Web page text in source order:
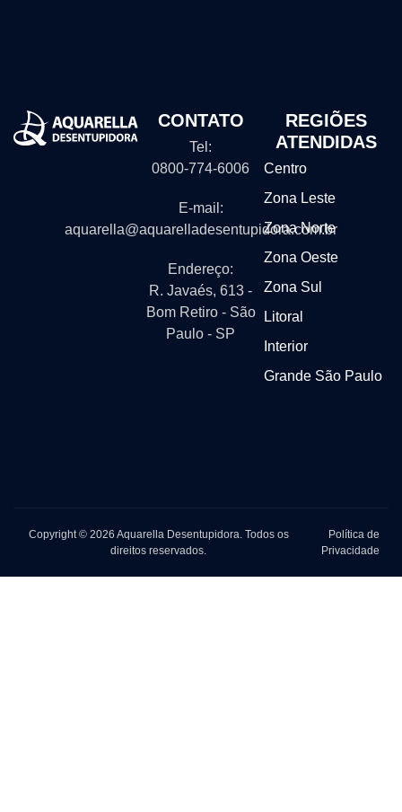
CONTATO
Tel:
0800-774-6006
E-mail:
aquarella@aquarelladesentupidora.com.br
Endereço:
R. Javaés, 613 -
Bom Retiro - São
Paulo - SP
REGIÕES
ATENDIDAS
Centro
Zona Leste
Zona Norte
Zona Oeste
Zona Sul
Litoral
Interior
Grande São Paulo
Copyright © 2026 Aquarella Desentupidora. Todos os
direitos reservados.
Política de
Privacidade